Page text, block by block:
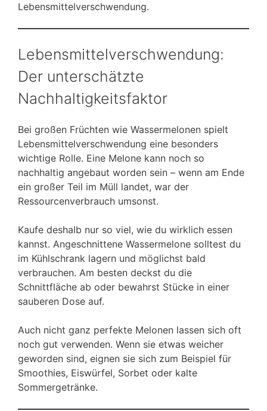
Lebensmittelverschwendung.
Lebensmittelverschwendung:
Der unterschätzte
Nachhaltigkeitsfaktor
Bei großen Früchten wie Wassermelonen spielt
Lebensmittelverschwendung eine besonders
wichtige Rolle. Eine Melone kann noch so
nachhaltig angebaut worden sein – wenn am Ende
ein großer Teil im Müll landet, war der
Ressourcenverbrauch umsonst.
Kaufe deshalb nur so viel, wie du wirklich essen
kannst. Angeschnittene Wassermelone solltest du
im Kühlschrank lagern und möglichst bald
verbrauchen. Am besten deckst du die
Schnittfläche ab oder bewahrst Stücke in einer
sauberen Dose auf.
Auch nicht ganz perfekte Melonen lassen sich oft
noch gut verwenden. Wenn sie etwas weicher
geworden sind, eignen sie sich zum Beispiel für
Smoothies, Eiswürfel, Sorbet oder kalte
Sommergetränke.